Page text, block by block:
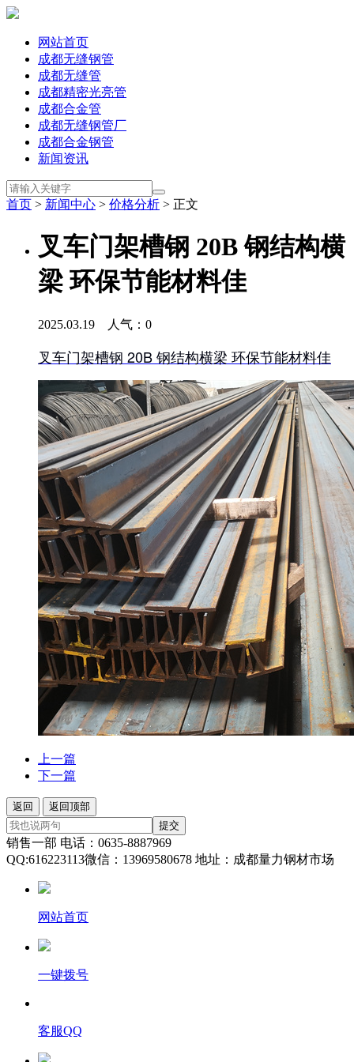
网站首页
成都无缝钢管
成都无缝管
成都精密光亮管
成都合金管
成都无缝钢管厂
成都合金钢管
新闻资讯
首页 > 新闻中心 > 价格分析 > 正文
叉车门架槽钢 20B 钢结构横
梁 环保节能材料佳
2025.03.19 人气： 0
叉车门架槽钢 20B 钢结构横梁 环保节能材料佳
上一篇
下一篇
返回
返回顶部
提交
销售一部 电话：0635-8887969
QQ:616223113微信：13969580678 地址：成都量力钢材市场
网站首页
一键拨号
客服QQ